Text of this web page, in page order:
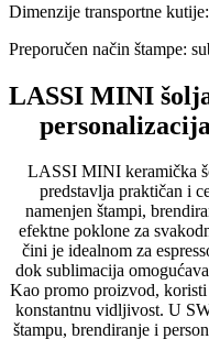
Dimenzije transportne kutije:
Preporučen način štampe:
LASSI MINI
LASSI MINI keramička
predstavlja praktičan i
namenjen štampi,
efektne poklone za
čini je idealnom za
dok sublimacija
Kao promo proizvod, koristi
konstantnu vidljivost. U
štampu, brendiranje i